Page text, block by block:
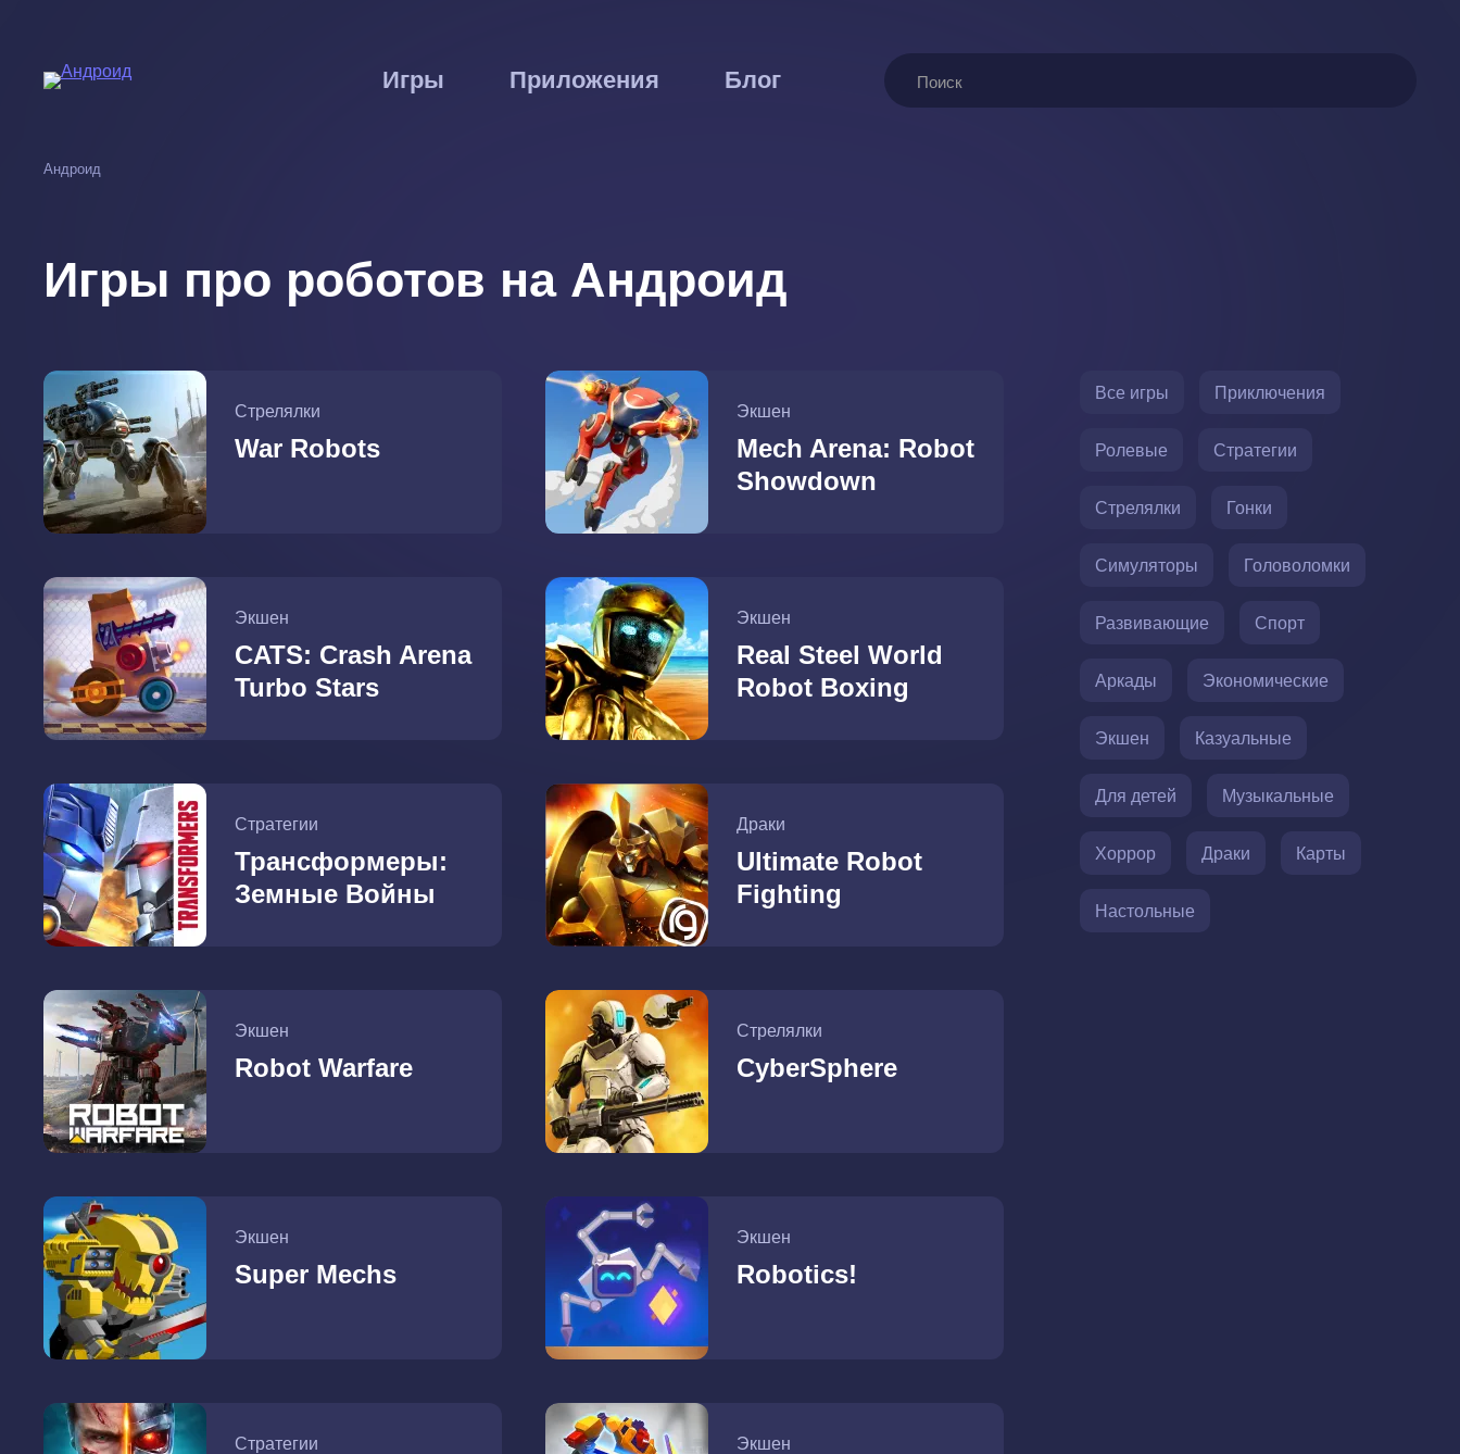
основному
Игры Приложения Блог Поиск
Андроид
Игры про роботов на Андроид
Стрелялки
War Robots
Экшен
Mech Arena: Robot
Showdown
Экшен
CATS: Crash Arena
Turbo Stars
Экшен
Real Steel World
Robot Boxing
Стратегии
Трансформеры:
Земные Войны
Драки
Ultimate Robot
Fighting
Экшен
Robot Warfare
Стрелялки
CyberSphere
Экшен
Super Mechs
Экшен
Robotics!
Стратегии Экшен
Все игры Приключения
Ролевые Стратегии
Стрелялки Гонки
Симуляторы Головоломки
Развивающие Спорт
Аркады Экономические
Экшен Казуальные
Для детей Музыкальные
Хоррор Драки Карты
Настольные